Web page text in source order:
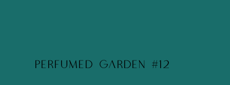
Perfumed Garden #12